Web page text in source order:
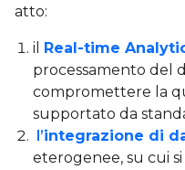
atto:
il Real-time
processamento del
compromettere la
supportato da
l’integrazione di
eterogenee, su cui